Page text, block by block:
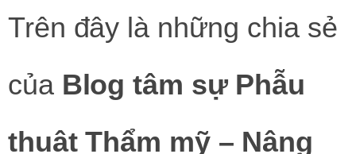
Trên đây là những chia sẻ
của Blog tâm sự Phẫu
thuật Thẩm mỹ – Nâng